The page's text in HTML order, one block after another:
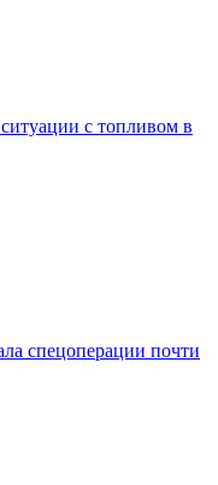
с топливом в
спецоперации почти